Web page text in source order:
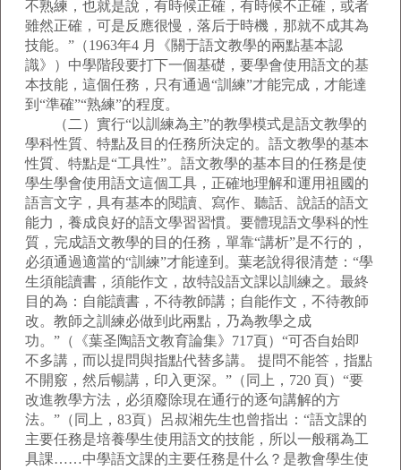
不熟練，也就是說，有時候正確，有時候不正確，或者
雖然正確，可是反應很慢，落后于時機，那就不成其為
技能。”（1963年4 月《關于語文教學的兩點基本認
識》）中學階段要打下一個基礎，要學會使用語文的基
本技能，這個任務，只有通過“訓練”才能完成，才能達
到“準確”“熟練”的程度。
（二）實行“以訓練為主”的教學模式是語文教學的
學科性質、特點及目的任務所決定的。語文教學的基本
性質、特點是“工具性”。語文教學的基本目的任務是使
學生學會使用語文這個工具，正確地理解和運用祖國的
語言文字，具有基本的閱讀、寫作、聽話、說話的語文
能力，養成良好的語文學習習慣。要體現語文學科的性
質，完成語文教學的目的任務，單靠“講析”是不行的，
必須通過適當的“訓練”才能達到。葉老說得很清楚：“學
生須能讀書，須能作文，故特設語文課以訓練之。最終
目的為：自能讀書，不待教師講；自能作文，不待教師
改。教師之訓練必做到此兩點，乃為教學之成
功。”（《葉圣陶語文教育論集》717頁）“可否自始即
不多講，而以提問與指點代替多講。 提問不能答，指點
不開竅，然后暢講，印入更深。”（同上，720 頁）“要
改進教學方法，必須廢除現在通行的逐句講解的方
法。”（同上，83頁）呂叔湘先生也曾指出：“語文課的
主要任務是培養學生使用語文的技能，所以一般稱為工
具課……中學語文課的主要任務是什么？是教會學生使